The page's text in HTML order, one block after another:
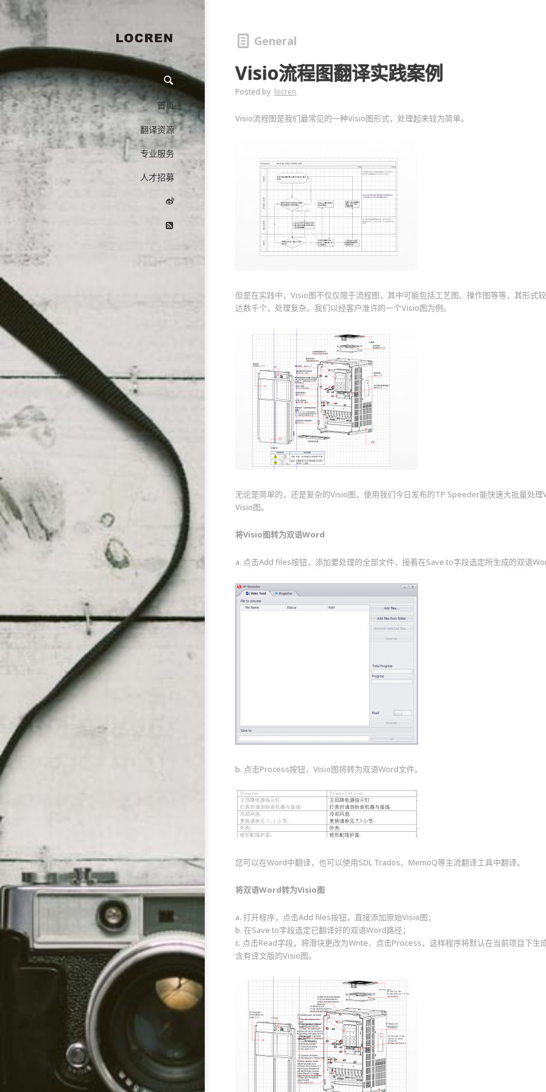
首页
翻译资源
专业服务
人才招募
General
Visio流程图翻译实践案例
Posted by locren
Visio流程图是我们最常见的一种Visio图形式，处理起来较为简单。
但是在实践中，Visio图不仅仅限于流程图，其中可能包括工艺图、操作图等等，其形式
达数千个，处理复杂。我们以经客户准许的一个Visio图为例。
无论是简单的，还是复杂的Visio图，使用我们今日发布的TP Speeder能快速大批量处
Visio图。
将Visio图转为双语Word
a. 点击Add files按钮，添加要处理的全部文件，接着在Save to字段选定所生成的双语
b. 点击Process按钮，Visio图将转为双语Word文件。
您可以在Word中翻译，也可以使用SDL Trados、MemoQ等主流翻译工具中翻译。
将双语Word转为Visio图
a. 打开程序，点击Add files按钮，直接添加原始Visio图；
b. 在Save to字段选定已翻译好的双语Word路径；
c. 点击Read字段，将滑块更改为Write，点击Process，这样程序将默认在当前项目下生
含有译文版的Visio图。